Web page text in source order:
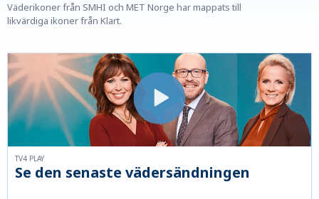
Väderikoner från SMHI och MET Norge har mappats till
likvärdiga ikoner från Klart.
Se den senaste vädersändningen
TV4 PLAY